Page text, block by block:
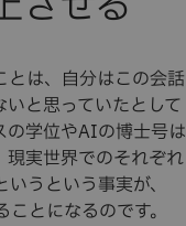
とは、自分はこの会話
と思っていたとして
の学位やAIの博士号は
現実世界でのそれぞれ
うという事実が、
とになるのです。